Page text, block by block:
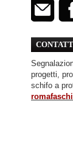
progetti,
schifo a